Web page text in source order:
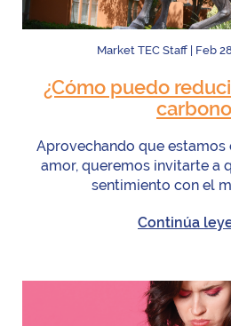
Market TEC Staff | Feb
¿Cómo puedo
Aprovechando que estamos
amor, queremos invitarte a
sentimiento con el
Continúa